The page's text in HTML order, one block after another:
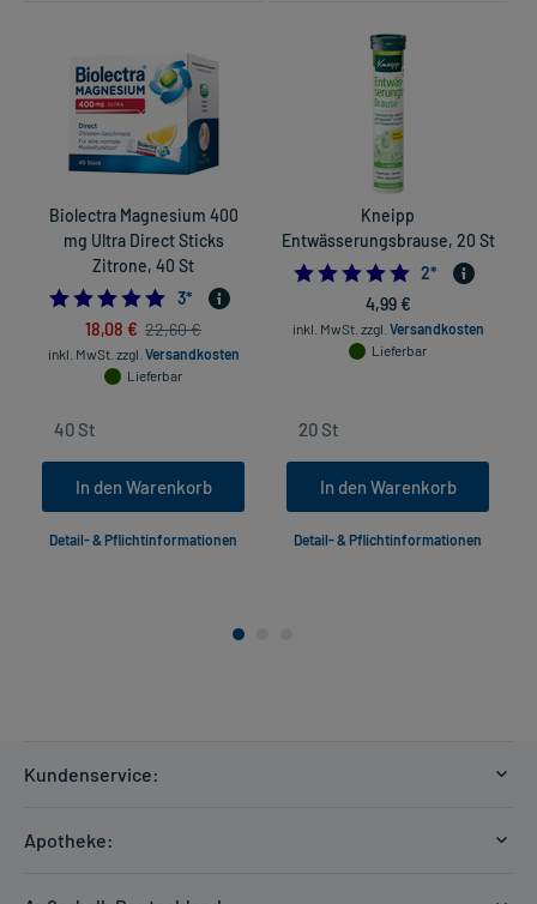
Biolectra Magnesium 400
mg Ultra Direct Sticks
Zitrone, 40 St
5.0
3*
18,08 € 22,60 €
inkl. MwSt. zzgl. Versandkosten
Lieferbar
In den Warenkorb
Detail- & Pflichtinformationen
Kneipp
Entwässerungsbrause, 20 St
5.0
2*
4,99 €
inkl. MwSt. zzgl. Versandkosten
Lieferbar
In den Warenkorb
Detail- & Pflichtinformationen
Kundenservice:
Apotheke: